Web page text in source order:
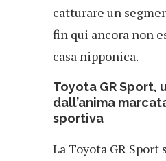
catturare un
fin qui ancora non
casa nipponica.
Toyota GR Sport,
dall’anima
sportiva
La Toyota GR Sport